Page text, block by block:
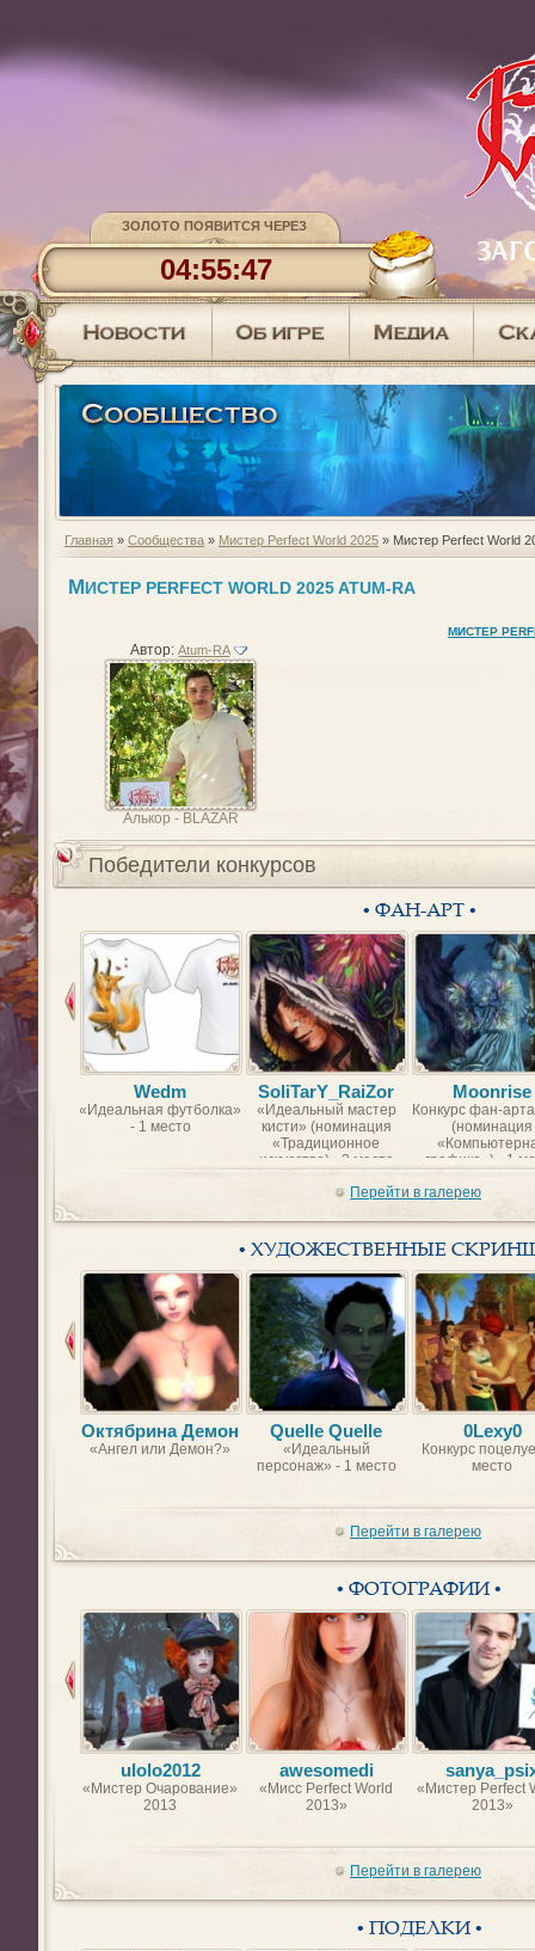
ЗОЛОТО ПОЯВИТСЯ ЧЕРЕЗ
04:55:46
АКТИВНОСТИ НА КАПЕЛЛЕ
Главная » Сообщества » Мистер Perfect World 2025 » Мистер Perfect World
МИСТЕР PERFECT WORLD 2025 ATUM-RA
МИСТЕР
Автор:Atum-RA
Алькор - BLAZAR
Победители конкурсов
• ФАН-АРТ •
Wedm
«Идеальная футболка»
- 1 место
SoliTarY_RaiZor
«Идеальный мастер
кисти» (номинация
«Традиционное
искусство) - 2 место
Moonrise
Конкурс фан-
(номинация
графика») - 1
Перейти в галерею
• ХУДОЖЕСТВЕННЫЕ
Октябрина Демон
«Ангел или Демон?»
Quelle Quelle
«Идеальный
персонаж» - 1 место
0Lexy0
Конкурс
место
Перейти в галерею
• ФОТОГРАФИИ •
ulolo2012
«Мистер Очарование»
2013
awesomedi
«Мисс Perfect World
2013»
«Мистер Perfect
2013»
Перейти в галерею
• ПОДЕЛКИ •